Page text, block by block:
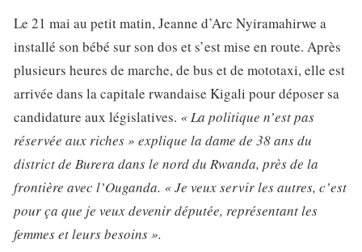
Le 21 mai au petit matin, Jeanne d’Arc Nyiramahirwe a
installé son bébé sur son dos et s’est mise en route. Après
plusieurs heures de marche, de bus et de mototaxi, elle est
arrivée dans la capitale rwandaise Kigali pour déposer sa
candidature aux législatives. « La politique n’est pas
réservée aux riches » explique la dame de 38 ans du
district de Burera dans le nord du Rwanda, près de la
frontière avec l’Ouganda. « Je veux servir les autres, c’est
pour ça que je veux devenir députée, représentant les
femmes et leurs besoins ».